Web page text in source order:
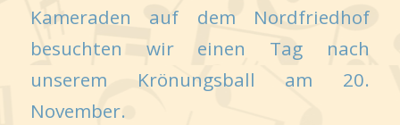
Kameraden auf dem Nordfriedhof
besuchten wir einen Tag nach
unserem Krönungsball am 20.
November.